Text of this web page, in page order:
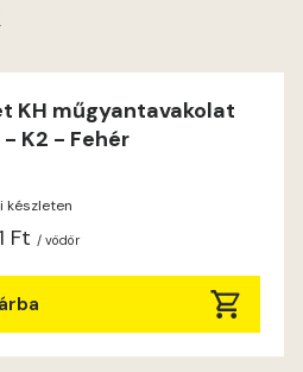
Mango B
Melon-yellow C
Mouse-grey B
Mouse-grey C
KH műgyantavakolat
- K2 - Fehér
készleten
Ft / vödör